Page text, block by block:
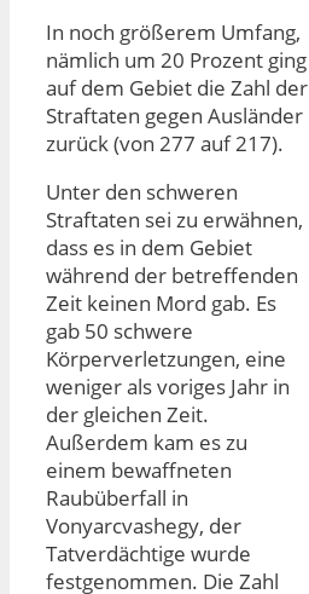
In noch größerem Umfang,
nämlich um 20 Prozent ging
auf dem Gebiet die Zahl der
Straftaten gegen Ausländer
zurück (von 277 auf 217).
Unter den schweren
Straftaten sei zu erwähnen,
dass es in dem Gebiet
während der betreffenden
Zeit keinen Mord gab. Es
gab 50 schwere
Körperverletzungen, eine
weniger als voriges Jahr in
der gleichen Zeit.
Außerdem kam es zu
einem bewaffneten
Raubüberfall in
Vonyarcvashegy, der
Tatverdächtige wurde
festgenommen. Die Zahl